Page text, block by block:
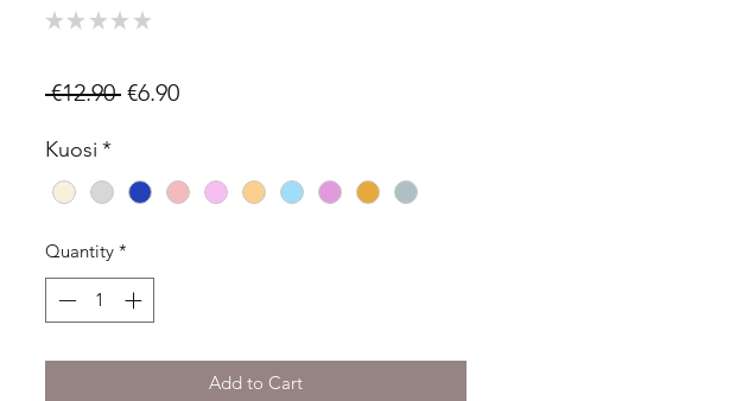
★ ★ ★ ★ ★
€12.90 Regular
€6.90Sale
Kuosi *
Quantity *
Add to Cart